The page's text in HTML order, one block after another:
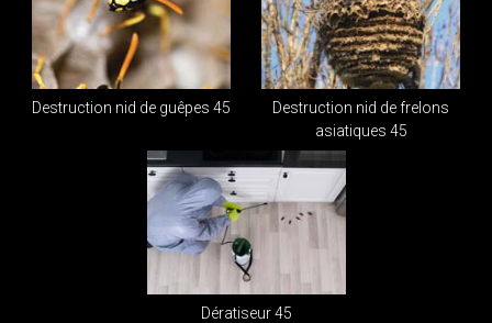
Destruction nid de guêpes 45
Destruction nid de frelons
asiatiques 45
Dératiseur 45